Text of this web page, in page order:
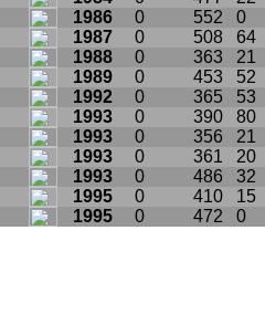
1986 0 552
0
1987 0 508
64
1988 0 363
21
1989 0 453
52
1992 0 365
53
1993 0 390
80
1993 0 356
21
1993 0 361
20
1993 0 486
32
1995 0 410
15
1995 0 472 0